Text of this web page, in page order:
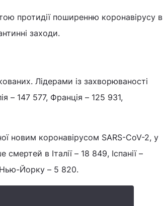
протидії поширенню коронавірусу в
заходи.
Лідерами із захворюваності
– 147 577, Франція – 125 931,
новим коронавірусом SARS-CoV-2, у
в Італії – 18 849, Іспанії –
Нью-Йорку – 5 820.